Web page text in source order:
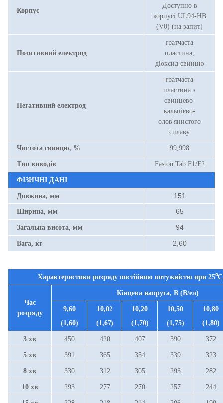
Корпус
Доступно в
корпусі UL94-HB
(V0) (на запит)
Позитивний електрод
ґратчаста
пластина,
діоксид свинцю
Негативний електрод
ґратчаста
пластина з
свинцево-
кальцієво-
олов'янистого
сплаву
Чистота свинцю, % 99,998
Тип виводів Faston Tab F1/F2
ФІЗИЧНІ ДАНІ
Довжина, мм 151
Ширина, мм 65
Загальна висота, мм 94
Вага, кг 2,60
Характеристики розряду постійною потужністю при 25⁰С
Час
розряду
Кінцева напруга, В (В/ел)
9,60
(1,60)
10,02
(1,67)
10,20
(1,70)
10,50
(1,75)
10,80
(1,80)
3 хв 450 420 407 390 372
5 хв 391 365 354 339 323
8 хв 330 312 305 293 282
10 хв 293 277 270 257 244